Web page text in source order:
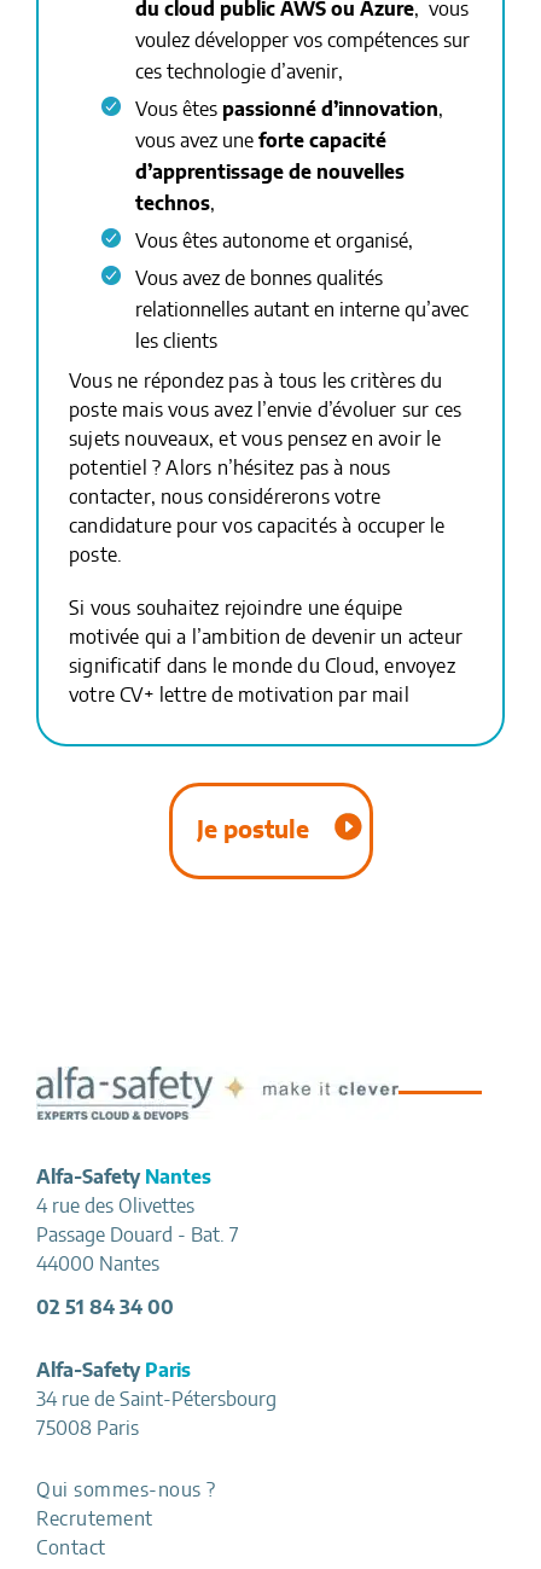
du cloud public AWS ou Azure, vous
voulez développer vos compétences sur
ces technologie d’avenir,
Vous êtes passionné d’innovation,
vous avez une forte capacité
d’apprentissage de nouvelles
technos,
Vous êtes autonome et organisé,
Vous avez de bonnes qualités
relationnelles autant en interne qu’avec
les clients
Vous ne répondez pas à tous les critères du
poste mais vous avez l’envie d’évoluer sur ces
sujets nouveaux, et vous pensez en avoir le
potentiel ? Alors n’hésitez pas à nous
contacter, nous considérerons votre
candidature pour vos capacités à occuper le
poste.
Si vous souhaitez rejoindre une équipe
motivée qui a l’ambition de devenir un acteur
significatif dans le monde du Cloud, envoyez
votre CV+ lettre de motivation par mail
Je postule
Footer
Alfa-Safety Nantes
4 rue des Olivettes
Passage Douard - Bat. 7
44000 Nantes
02 51 84 34 00
Alfa-Safety Paris
34 rue de Saint-Pétersbourg
75008 Paris
Qui sommes-nous ?
Recrutement
Contact